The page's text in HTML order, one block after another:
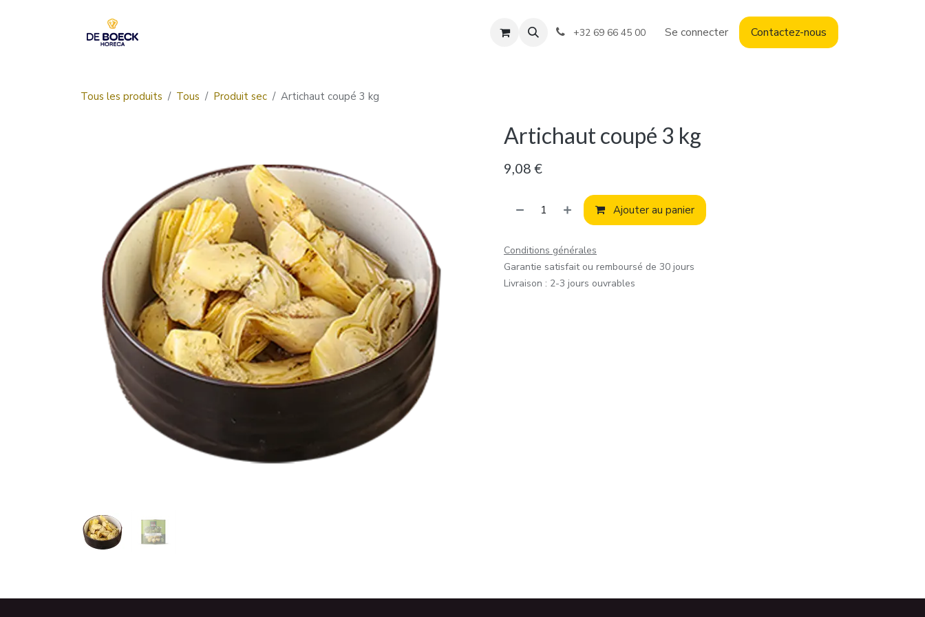
+32 69 66 45 00 Se connecter Contactez-nous
Tous les produits Tous Produit sec Artichaut coupé 3 kg
Artichaut coupé 3 kg
9,08 €
Ajouter au panier
Conditions générales
Garantie satisfait ou remboursé de 30 jours
Livraison : 2-3 jours ouvrables